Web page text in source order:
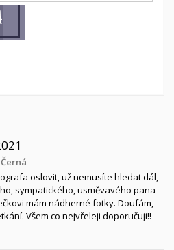
oslovit, už nemusíte hledat dál,
sympatického, usměvavého pana
mám nádherné fotky. Doufám,
Všem co nejvřeleji doporučuji!!